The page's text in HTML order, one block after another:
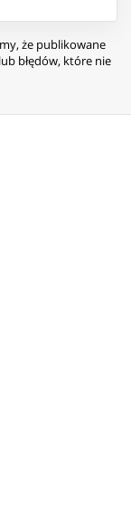
że publikowane
błędów, które nie